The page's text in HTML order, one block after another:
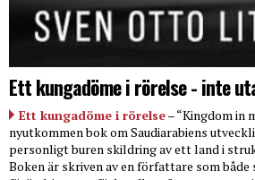
Ett kungadöme i rörelse - inte
Ett kungadöme i rörelse– “Kingdom in
nyutkommen bok om Saudiarabiens
personligt buren skildring av ett land i
Boken är skriven av en författare som